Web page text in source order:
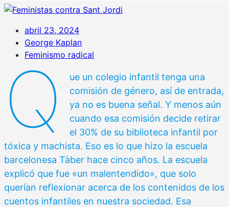
abril 23, 2024
George Kaplan
Feminismo radical
Q
ue un colegio infantil tenga una
comisión de género, así de entrada,
ya no es buena señal. Y menos aún
cuando esa comisión decide retirar
el 30% de su biblioteca infantil por
tóxica y machista. Eso es lo que hizo la escuela
barcelonesa Tàber hace cinco años. La escuela
explicó que fue «un malentendido», que solo
querían reflexionar acerca de los contenidos de los
cuentos infantiles en nuestra sociedad. Esa